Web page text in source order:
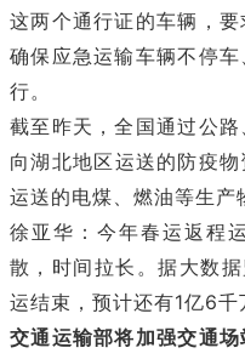
这两个通行证的车辆，
确保应急运输车辆不停
行。
截至昨天，全国通过公
向湖北地区运送的防疫
运送的电煤、燃油等生产
徐亚华：今年春运返程
散，时间拉长。据大数
运结束，预计还有1亿6千
交通运输部将加强交通